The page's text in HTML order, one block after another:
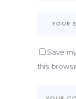
Save
this